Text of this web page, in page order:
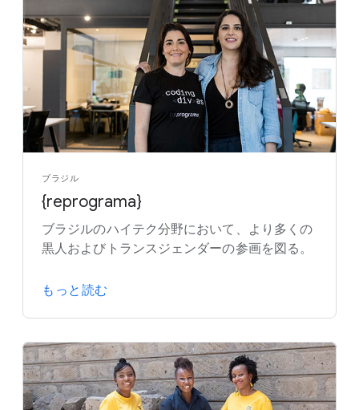
ブラジル
{reprograma}
ブラジルのハイテク分野において、より多くの
黒人およびトランスジェンダーの参画を図る。
もっと読む